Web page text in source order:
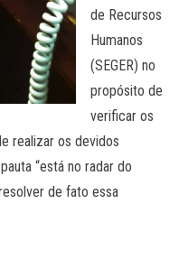
de Recursos
Humanos
(SEGER) no
propósito de
verificar os
realizar os devidos
“está no radar do
de fato essa